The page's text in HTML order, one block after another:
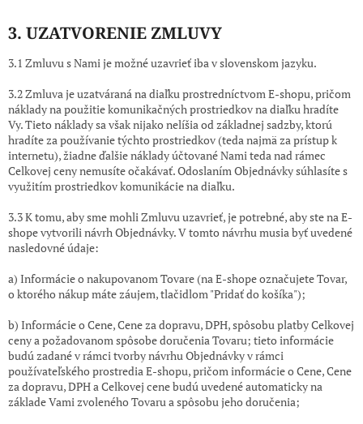
3. UZATVORENIE ZMLUVY
3.1 Zmluvu s Nami je možné uzavrieť iba v slovenskom jazyku.
3.2 Zmluva je uzatváraná na diaľku prostredníctvom E-shopu, pričom
náklady na použitie komunikačných prostriedkov na diaľku hradíte
Vy. Tieto náklady sa však nijako nelíšia od základnej sadzby, ktorú
hradíte za používanie týchto prostriedkov (teda najmä za prístup k
internetu), žiadne ďalšie náklady účtované Nami teda nad rámec
Celkovej ceny nemusíte očakávať. Odoslaním Objednávky súhlasíte s
využitím prostriedkov komunikácie na diaľku.
3.3 K tomu, aby sme mohli Zmluvu uzavrieť, je potrebné, aby ste na E-
shope vytvorili návrh Objednávky. V tomto návrhu musia byť uvedené
nasledovné údaje:
a) Informácie o nakupovanom Tovare (na E-shope označujete Tovar,
o ktorého nákup máte záujem, tlačidlom "Pridať do košíka");
b) Informácie o Cene, Cene za dopravu, DPH, spôsobu platby Celkovej
ceny a požadovanom spôsobe doručenia Tovaru; tieto informácie
budú zadané v rámci tvorby návrhu Objednávky v rámci
používateľského prostredia E-shopu, pričom informácie o Cene, Cene
za dopravu, DPH a Celkovej cene budú uvedené automaticky na
základe Vami zvoleného Tovaru a spôsobu jeho doručenia;